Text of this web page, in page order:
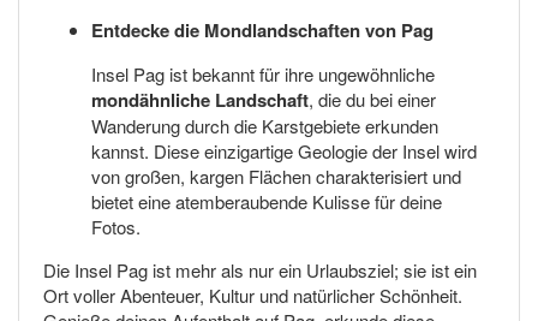
Entdecke die Mondlandschaften von Pag
Insel Pag ist bekannt für ihre ungewöhnliche
mondähnliche Landschaft, die du bei einer
Wanderung durch die Karstgebiete erkunden
kannst. Diese einzigartige Geologie der Insel wird
von großen, kargen Flächen charakterisiert und
bietet eine atemberaubende Kulisse für deine
Fotos.
Die Insel Pag ist mehr als nur ein Urlaubsziel; sie ist ein
Ort voller Abenteuer, Kultur und natürlicher Schönheit.